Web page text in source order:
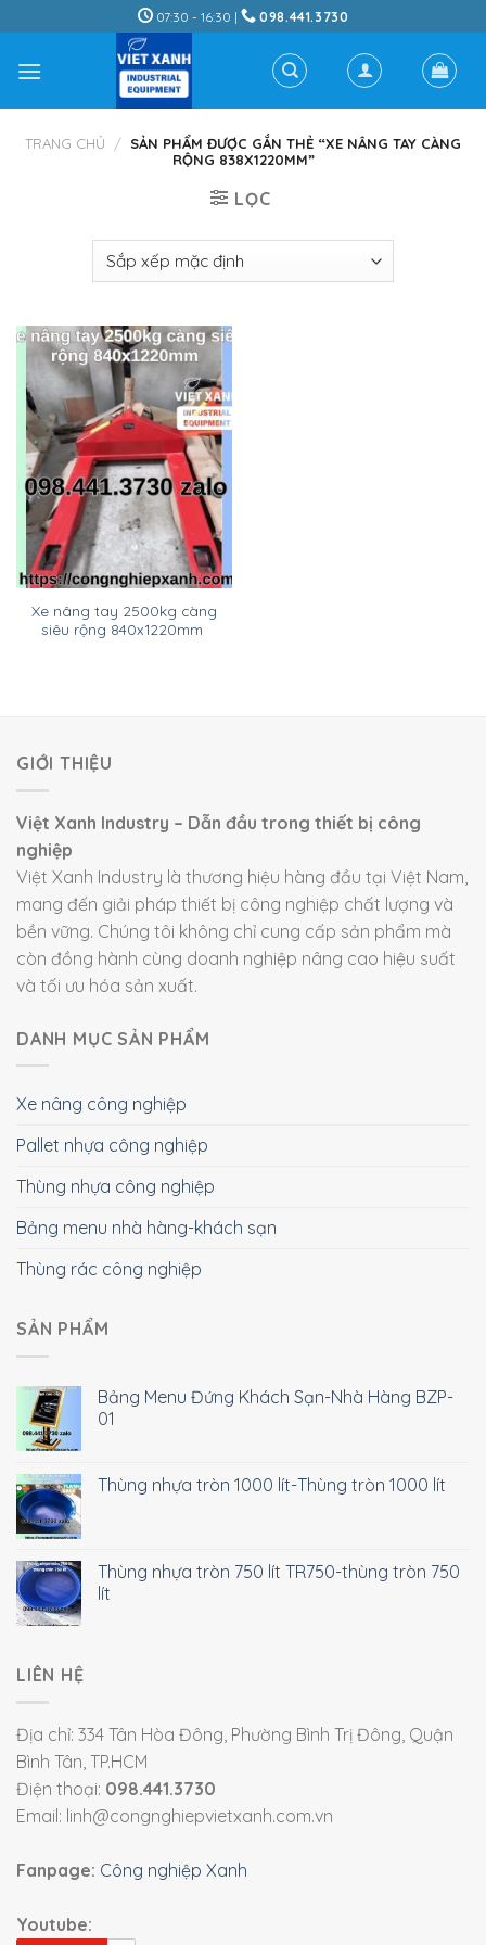
to
content
07:30 - 16:30 | 098.441.3730
TRANG CHỦ / SẢN PHẨM ĐƯỢC GẮN THẺ “XE NÂNG TAY CÀNG
RỘNG 838X1220MM”
LỌC
Xe nâng tay 2500kg càng
siêu rộng 840x1220mm
GIỚI THIỆU
Việt Xanh Industry – Dẫn đầu trong thiết bị công
nghiệp
Việt Xanh Industry là thương hiệu hàng đầu tại Việt Nam,
mang đến giải pháp thiết bị công nghiệp chất lượng và
bền vững. Chúng tôi không chỉ cung cấp sản phẩm mà
còn đồng hành cùng doanh nghiệp nâng cao hiệu suất
và tối ưu hóa sản xuất.
DANH MỤC SẢN PHẨM
Xe nâng công nghiệp
Pallet nhựa công nghiệp
Thùng nhựa công nghiệp
Bảng menu nhà hàng-khách sạn
Thùng rác công nghiệp
SẢN PHẨM
Bảng Menu Đứng Khách Sạn-Nhà Hàng BZP-
01
Thùng nhựa tròn 1000 lít-Thùng tròn 1000 lít
Thùng nhựa tròn 750 lít TR750-thùng tròn 750
lít
LIÊN HỆ
Địa chỉ: 334 Tân Hòa Đông, Phường Bình Trị Đông, Quận
Bình Tân, TP.HCM
Điện thoại: 098.441.3730
Email: linh@congnghiepvietxanh.com.vn
Fanpage: Công nghiệp Xanh
Youtube: